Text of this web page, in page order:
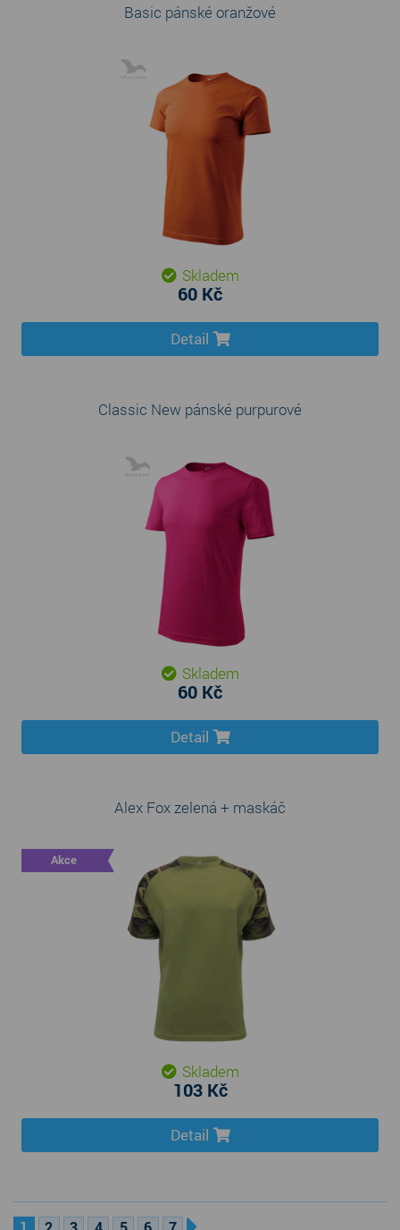
Basic pánské oranžové
Skladem
60 Kč
Detail
Classic New pánské purpurové
Skladem
60 Kč
Detail
Alex Fox zelená + maskáč
Akce
Skladem
103 Kč
Detail